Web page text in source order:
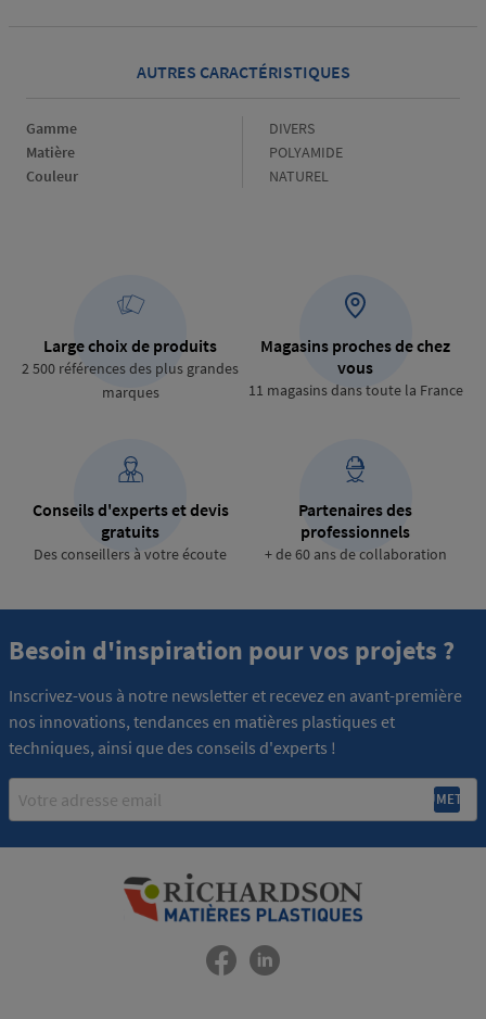
AUTRES CARACTÉRISTIQUES
Gamme Gamme
DIVERS
Matière
Matière
POLYAMIDE
Couleur
Couleur
NATUREL
Large choix de produits
2 500 références des plus grandes
marques
Magasins proches de chez
vous
11 magasins dans toute la France
Conseils d'experts et devis
gratuits
Des conseillers à votre écoute
Partenaires des
professionnels
+ de 60 ans de collaboration
Besoin d'inspiration pour vos projets ?
Inscrivez-vous à notre newsletter et recevez en avant-première
nos innovations, tendances en matières plastiques et
techniques, ainsi que des conseils d'experts !